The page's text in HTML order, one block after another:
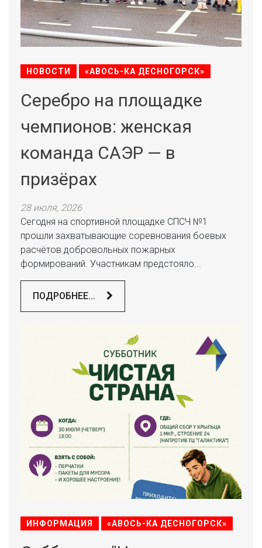
НОВОСТИ «АВОСЬ-КА ДЕСНОГОРСК»
Серебро на площадке
чемпионов: женская
команда САЭР — в
призёрах
28 июля, 2026
Сегодня на спортивной площадке СПСЧ №1
прошли захватывающие соревнования боевых
расчётов добровольных пожарных
формирований. Участникам предстояло...
ПОДРОБНЕЕ...
ИНФОРМАЦИЯ «АВОСЬ-КА ДЕСНОГОРСК»